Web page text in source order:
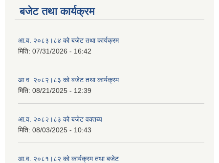
बजेट तथा कार्यक्रम
आ.व. २०८३।८४ को बजेट तथा कार्यक्रम
मिति: 07/31/2026 - 16:42
आ.व. २०८२।८३ को बजेट तथा कार्यक्रम
मिति: 08/21/2025 - 12:39
आ.व. २०८२।८३ को बजेट वक्तब्य
मिति: 08/03/2025 - 10:43
आ.व. २०८१।८२ को कार्यक्रम तथा बजेट